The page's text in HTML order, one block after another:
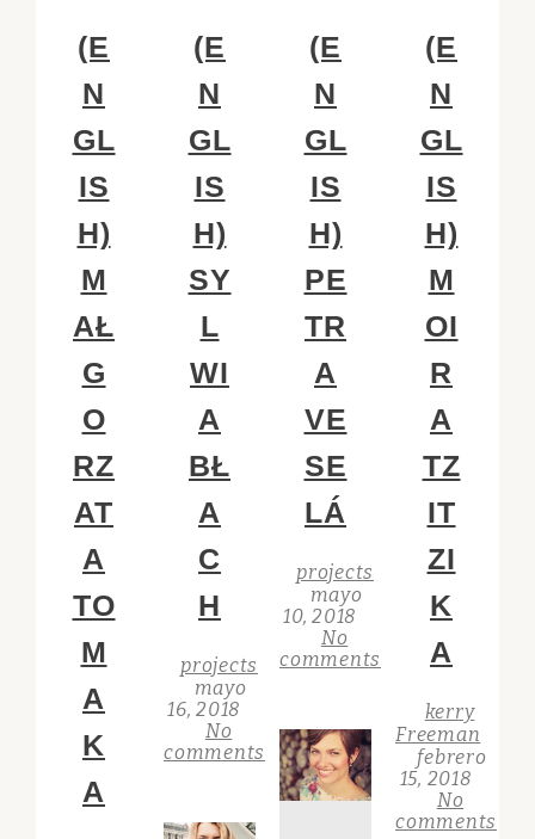
(E
N
GL
IS
H)
M
AŁ
G
O
RZ
AT
A
TO
M
A
K
A
(E
N
GL
IS
H)
SY
L
WI
A
BŁ
A
C
H
projects
mayo
16, 2018
No
comments
(E
N
GL
IS
H)
PE
TR
A
VE
SE
LÁ
projects
mayo
10, 2018
No
comments
(E
N
GL
IS
H)
M
OI
R
A
TZ
IT
ZI
K
A
kerry
Freeman
febrero
15, 2018
No
comments